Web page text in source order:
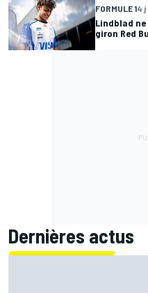
FORMULE 14 j
Lindblad
giron Red
Dernières actus